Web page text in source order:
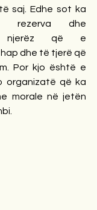
saj. Edhe sot ka
rezerva dhe
njerëz që e
dhe të tjerë që
Por kjo është e
organizatë që ka
morale në jetën